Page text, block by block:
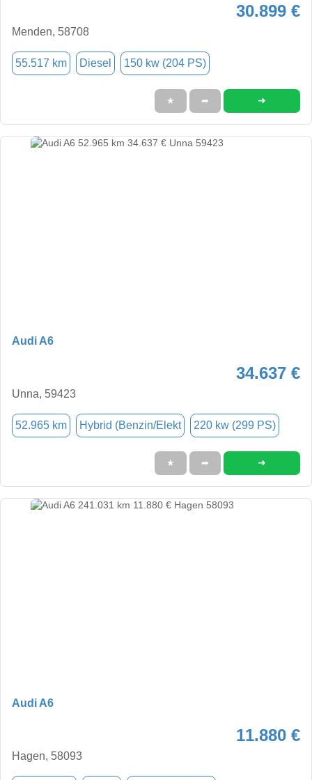
30.899 €
Menden, 58708
55.517 km Diesel 150 kw (204 PS)
★ ➦ ➜
Audi A6
34.637 €
Unna, 59423
52.965 km Hybrid (Benzin/Elekt 220 kw (299 PS)
★ ➦ ➜
Audi A6
11.880 €
Hagen, 58093